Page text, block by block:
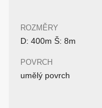
ROZMĚRY
D: 400m Š: 8m
POVRCH
umělý povrch